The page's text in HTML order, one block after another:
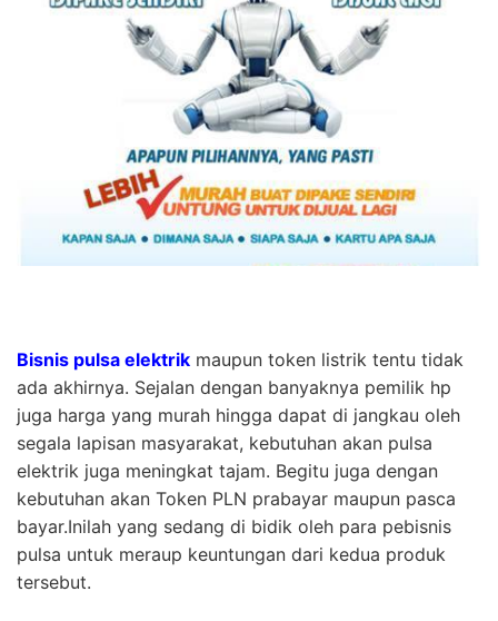
Bisnis pulsa elektrik maupun token listrik tentu tidak
ada akhirnya. Sejalan dengan banyaknya pemilik hp
juga harga yang murah hingga dapat di jangkau oleh
segala lapisan masyarakat, kebutuhan akan pulsa
elektrik juga meningkat tajam. Begitu juga dengan
kebutuhan akan Token PLN prabayar maupun pasca
bayar.Inilah yang sedang di bidik oleh para pebisnis
pulsa untuk meraup keuntungan dari kedua produk
tersebut.